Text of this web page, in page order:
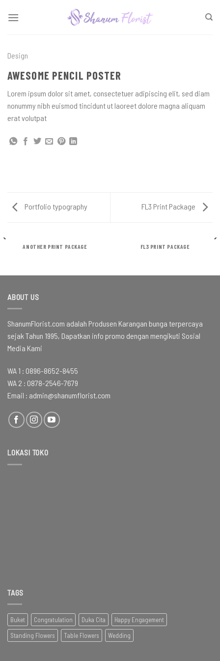
Design
AWESOME PENCIL POSTER
Lorem ipsum dolor sit amet, consectetuer adipiscing elit, sed diam
nonummy nibh euismod tincidunt ut laoreet dolore magna aliquam
erat volutpat
Portfolio typography FL3 Print Package
ANOTHER PRINT PACKAGE FL3 PRINT PACKAGE
ABOUT US
ShanumFlorist.com adalah Produsen Karangan bunga terpercaya
sejak Tahun 1995, Dapatkan info promo dengan mengikuti Sosial
Media Kami
WA 1 : 0896-8652-8455
WA 2 : 0878-2546-7679
Email : admin@shanumflorist.com
LOKASI TOKO
TAGS
Buket Congratulation Duka Cita
Happy Engagement
Standing Flowers
Table Flowers Wedding